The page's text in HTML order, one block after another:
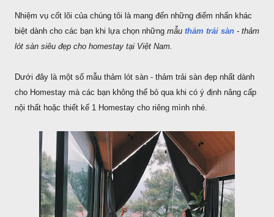
Nhiệm vụ cốt lõi của chúng tôi là mang đến những điểm nhấn khác
biệt dành cho các bạn khi lựa chọn những mẫu thảm trải sàn - thảm
lót sàn siêu đẹp cho homestay tại Việt Nam.
Dưới đây là một số mẫu thảm lót sàn - thảm trải sàn đẹp nhất dành
cho Homestay mà các bạn không thể bỏ qua khi có ý định nâng cấp
nội thất hoặc thiết kế 1 Homestay cho riêng mình nhé.